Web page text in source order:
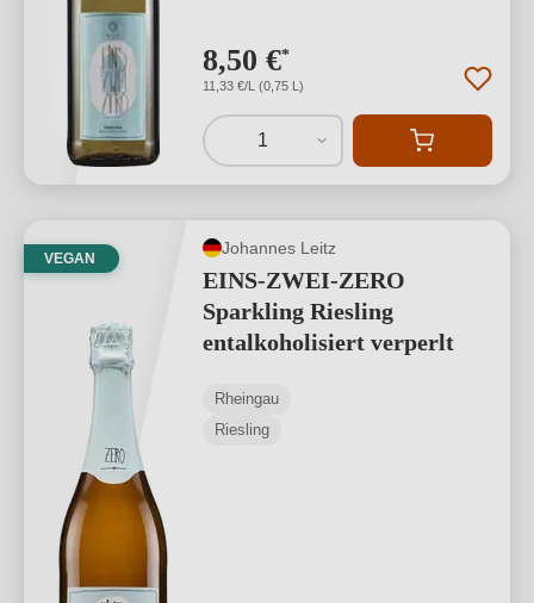
8,50 €*
11,33 €/L (0,75 L)
1
VEGAN
Johannes Leitz
EINS-ZWEI-ZERO
Sparkling Riesling
entalkoholisiert verperlt
Rheingau
Riesling